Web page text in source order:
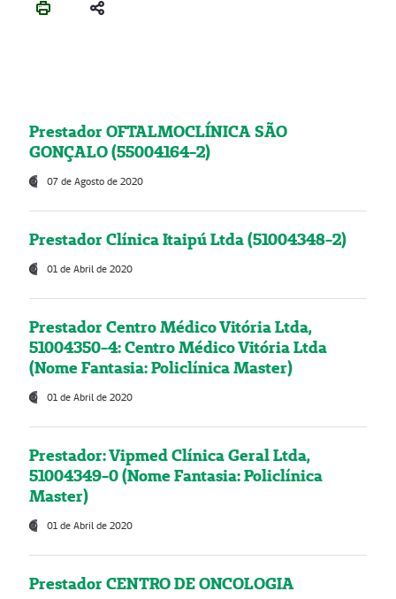
Prestador OFTALMOCLÍNICA SÃO
GONÇALO (55004164-2)
07 de Agosto de 2020
Prestador Clínica Itaipú Ltda (51004348-2)
01 de Abril de 2020
Prestador Centro Médico Vitória Ltda,
51004350-4: Centro Médico Vitória Ltda
(Nome Fantasia: Policlínica Master)
01 de Abril de 2020
Prestador: Vipmed Clínica Geral Ltda,
51004349-0 (Nome Fantasia: Policlínica
Master)
01 de Abril de 2020
Prestador CENTRO DE ONCOLOGIA